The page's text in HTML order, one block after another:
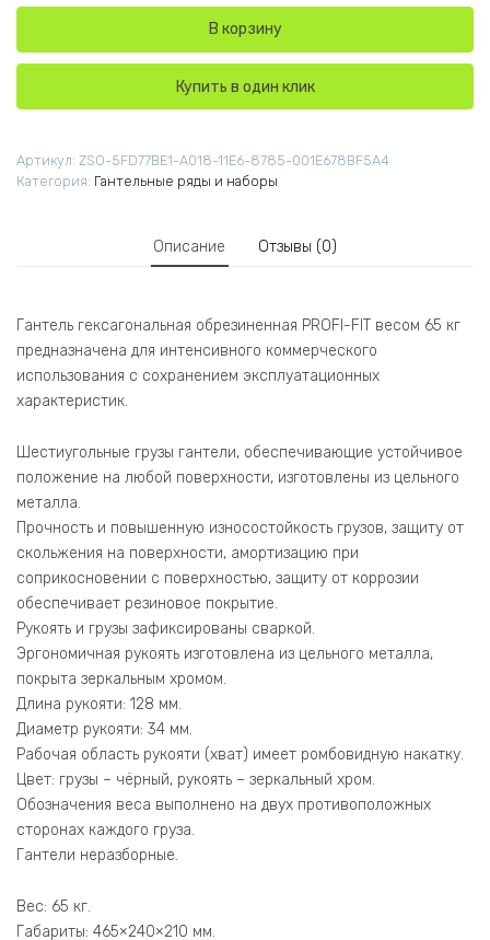
В корзину
Купить в один клик
Артикул: ZSO-5FD77BE1-A018-11E6-8785-001E678BF5A4
Категория: Гантельные ряды и наборы
Описание Отзывы (0)
Гантель гексагональная обрезиненная PROFI-FIT весом 65 кг
предназначена для интенсивного коммерческого
использования с сохранением эксплуатационных
характеристик.
Шестиугольные грузы гантели, обеспечивающие устойчивое
положение на любой поверхности, изготовлены из цельного
металла.
Прочность и повышенную износостойкость грузов, защиту от
скольжения на поверхности, амортизацию при
соприкосновении с поверхностью, защиту от коррозии
обеспечивает резиновое покрытие.
Рукоять и грузы зафиксированы сваркой.
Эргономичная рукоять изготовлена из цельного металла,
покрыта зеркальным хромом.
Длина рукояти: 128 мм.
Диаметр рукояти: 34 мм.
Рабочая область рукояти (хват) имеет ромбовидную накатку.
Цвет: грузы – чёрный, рукоять – зеркальный хром.
Обозначения веса выполнено на двух противоположных
сторонах каждого груза.
Гантели неразборные.
Вес: 65 кг.
Габариты: 465×240×210 мм.